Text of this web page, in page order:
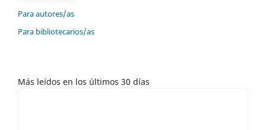
Para autores/as
Para bibliotecarios/as
Más leídos en los últimos 30 días